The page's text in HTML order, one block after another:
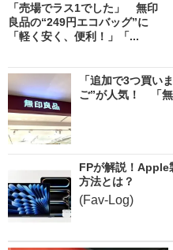
「売場でラス1でした」 無印
良品の“249円エコバッグ”に
「軽く安く、便利！」「...
「追加で3つ買
ご”が人気！ 「
FPが解説！Apple
方法とは？
(Fav-Log)